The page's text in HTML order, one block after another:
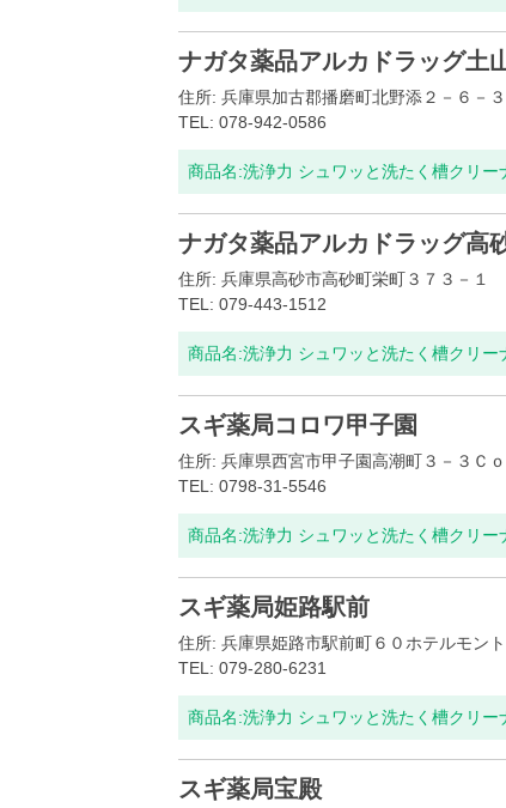
ナガタ薬品アルカドラッグ土
住所: 兵庫県加古郡播磨町北野添２－６－３
TEL: 078-942-0586
商品名:洗浄力 シュワッと洗たく槽クリ
ナガタ薬品アルカドラッグ高
住所: 兵庫県高砂市高砂町栄町３７３－１
TEL: 079-443-1512
商品名:洗浄力 シュワッと洗たく槽クリ
スギ薬局コロワ甲子園
住所: 兵庫県西宮市甲子園高潮町３－３Ｃ
TEL: 0798-31-5546
商品名:洗浄力 シュワッと洗たく槽クリ
スギ薬局姫路駅前
住所: 兵庫県姫路市駅前町６０ホテルモン
TEL: 079-280-6231
商品名:洗浄力 シュワッと洗たく槽クリ
スギ薬局宝殿